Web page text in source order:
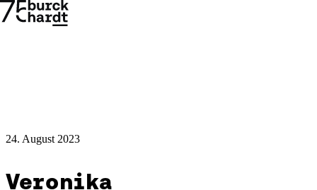
24. August 2023
Burckhardt
Veronika